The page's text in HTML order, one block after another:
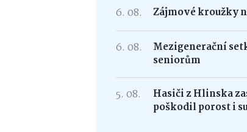
6. 08. Zájmové kroužky
6. 08.
Mezigenerační
seniorům
5. 08.
Hasiči z Hlinska
poškodil porost i